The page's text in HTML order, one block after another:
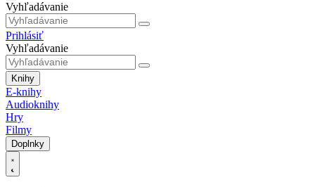
Vyhľadávanie
Prihlásiť
Vyhľadávanie
Knihy
E-knihy
Audioknihy
Hry
Filmy
Doplnky